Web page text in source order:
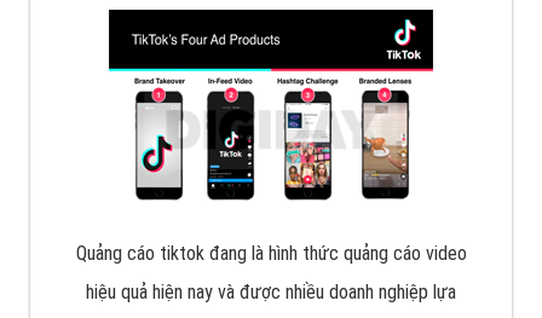
Quảng cáo tiktok đang là hình thức quảng cáo video
hiệu quả hiện nay và được nhiều doanh nghiệp lựa